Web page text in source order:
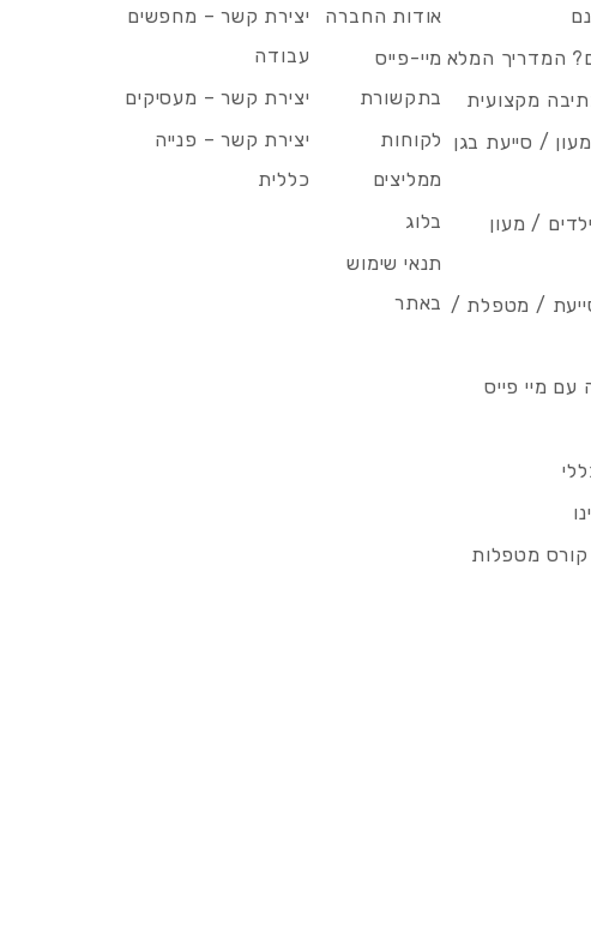
המדריך המלא
מקצועית
/ סייעת בגן
/ מעון
/ מטפלת /
מיי פייס
מטפלות
אודות החברה
מיי-פייס
בתקשורת
לקוחות
ממליצים
בלוג
תנאי שימוש
באתר
יצירת קשר – מחפשים
עבודה
יצירת קשר – מעסיקים
יצירת קשר – פנייה
כללית